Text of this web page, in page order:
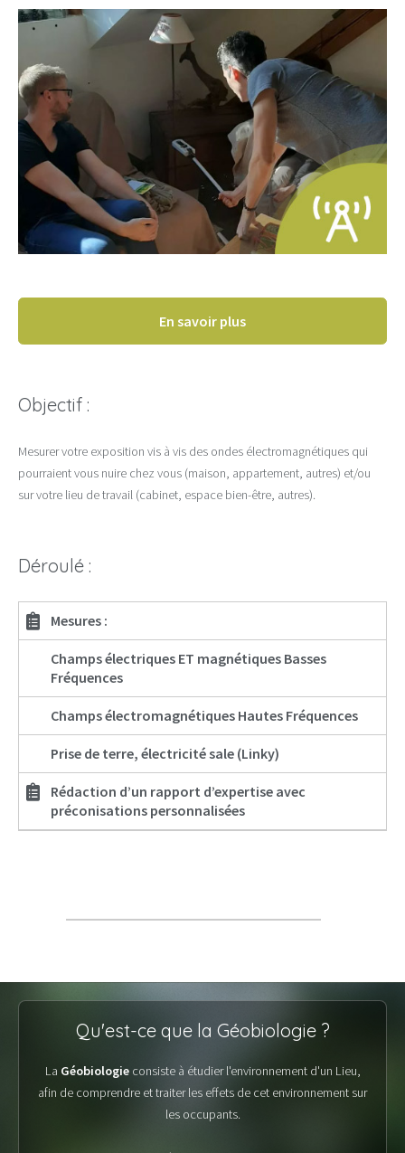
En savoir plus
Objectif :
Mesurer votre exposition vis à vis des ondes électromagnétiques qui
pourraient vous nuire chez vous (maison, appartement, autres) et/ou
sur votre lieu de travail (cabinet, espace bien-être, autres).
Déroulé :
Mesures :
Champs électriques ET magnétiques Basses
Fréquences
Champs électromagnétiques Hautes Fréquences
Prise de terre, électricité sale (Linky)
Rédaction d’un rapport d’expertise avec
préconisations personnalisées
Qu'est-ce que la Géobiologie ?
La Géobiologieconsiste à étudier l'environnement d'un Lieu,
afin de comprendre et traiter les effets de cet environnement sur
les occupants.